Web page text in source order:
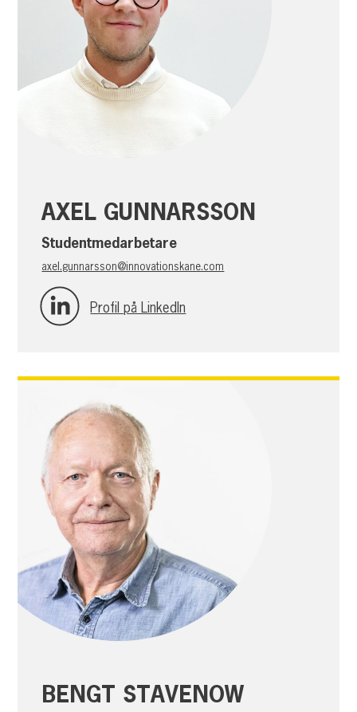
AXEL GUNNARSSON
Studentmedarbetare
axel.gunnarsson@innovationskane.com
Profil på LinkedIn
BENGT STAVENOW